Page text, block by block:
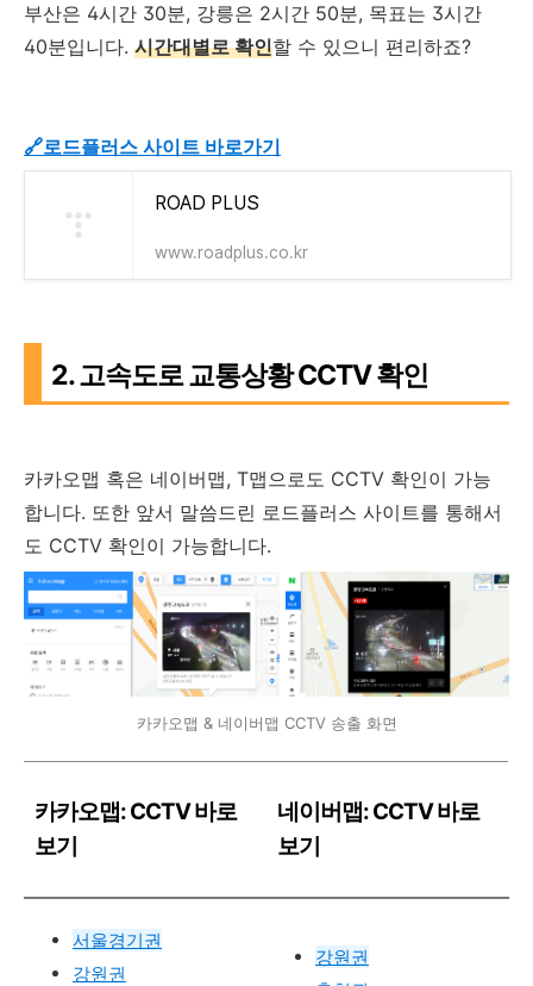
부산은 4시간 30분, 강릉은 2시간 50분, 목표는 3시간
40분입니다. 시간대별로 확인할 수 있으니 편리하죠?
🔗로드플러스 사이트 바로가기
ROAD PLUS
www.roadplus.co.kr
2.고속도로 교통상황 CCTV 확인
카카오맵 혹은 네이버맵, T맵으로도 CCTV 확인이 가능
합니다. 또한 앞서 말씀드린 로드플러스 사이트를 통해서
도 CCTV 확인이 가능합니다.
카카오맵 & 네이버맵 CCTV 송출 화면
카카오맵: CCTV 바로
보기
네이버맵: CCTV 바로
보기
서울경기권
강원권
강원권